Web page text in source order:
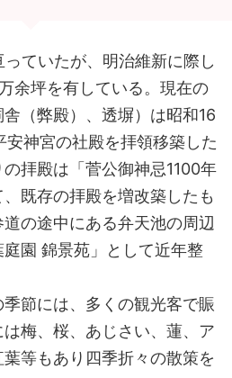
ていたが、明治維新に際し
余坪を有している。現在の
（弊殿）、透塀）は昭和16
神宮の社殿を拝領移築した
拝殿は「菅公御神忌1100年
既存の拝殿を増改築したも
の途中にある弁天池の周辺
園 錦景苑」として近年整
節には、多くの観光客で賑
梅、桜、あじさい、蓮、ア
等もあり四季折々の散策を